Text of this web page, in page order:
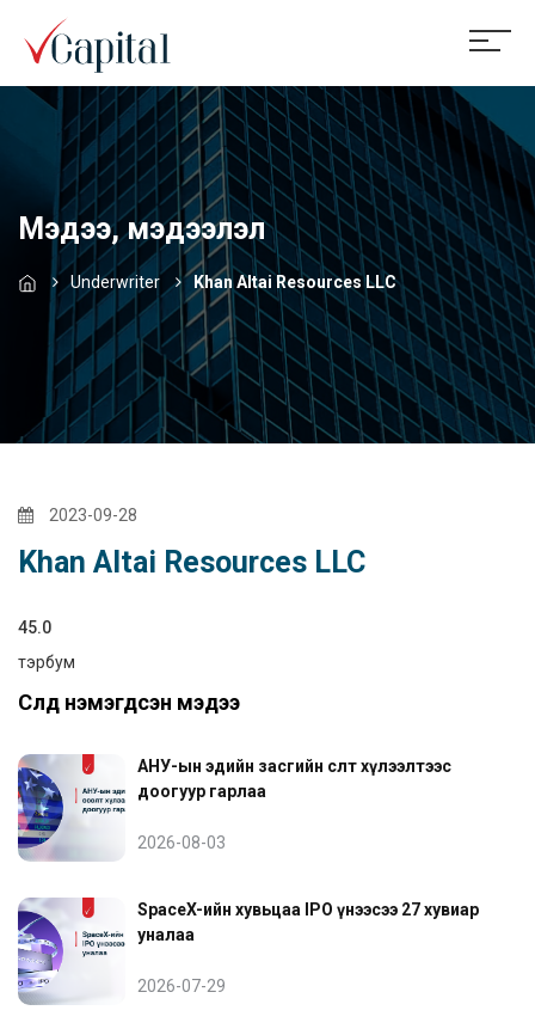
Мэдээ, мэдээлэл
Underwriter Khan Altai Resources LLC
2023-09-28
Khan Altai Resources LLC
45.0
тэрбум
Сүүлд нэмэгдсэн мэдээ
АНУ-ын эдийн засгийн өсөлт хүлээлтээс
доогуур гарлаа
2026-08-03
SpaceX-ийн хувьцаа IPO үнээсээ 27 хувиар
уналаа
2026-07-29